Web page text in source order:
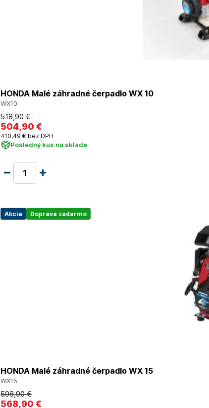
HONDA Malé záhradné čerpadlo WX 10
WX10
518,90 €
504,90 €
410,49 € bez DPH
Posledný kus na sklade
Akcia Doprava zadarmo
HONDA Malé záhradné čerpadlo WX 15
WX15
598,90 €
568,90 €